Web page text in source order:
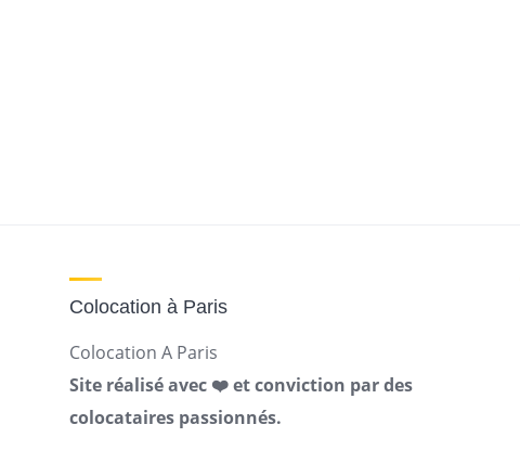
Colocation à Paris
Colocation A Paris
Site réalisé avec ❤️ et conviction par des
colocataires passionnés.